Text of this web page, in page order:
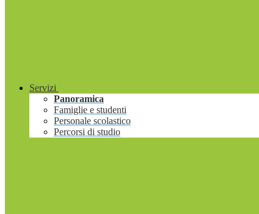
Servizi
Panoramica
Famiglie e studenti
Personale scolastico
Percorsi di studio